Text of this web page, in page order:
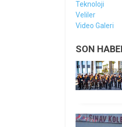
Teknoloji
Veliler
Video Galeri
SON